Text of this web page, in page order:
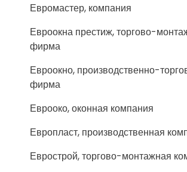
Евромастер, компания
Евроокна престиж, торгово-
фирма
Евроокно, производственно-
фирма
Еврооко, оконная компания
Европласт, производственная
Еврострой, торгово-монтажная